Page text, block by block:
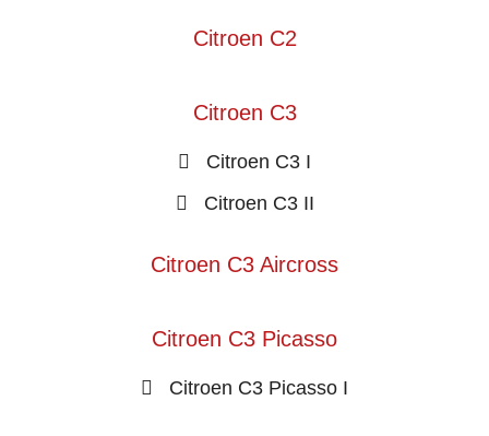
Citroen C2
Citroen C3
Citroen C3 I
Citroen C3 II
Citroen C3 Aircross
Citroen C3 Picasso
Citroen C3 Picasso I